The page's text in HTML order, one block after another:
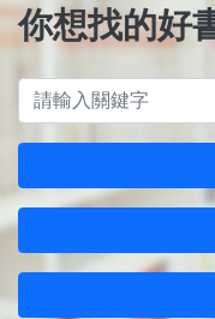
你想找的好